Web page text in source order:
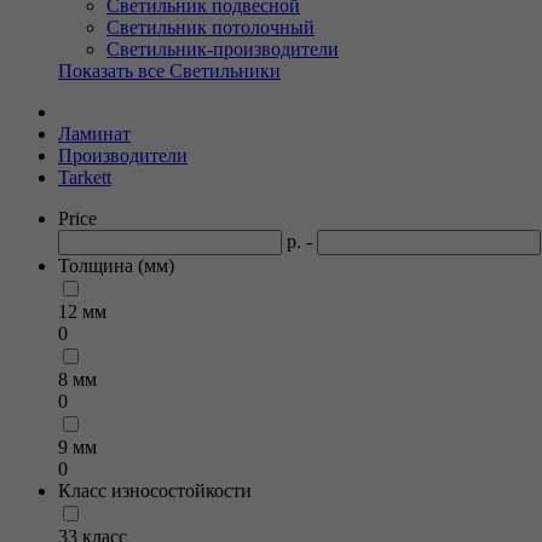
Светильник подвесной
Светильник потолочный
Светильник-производители
Показать все Светильники
Ламинат
Производители
Tarkett
Price
р. -
Толщина (мм)
12 мм
0
8 мм
0
9 мм
0
Класс износостойкости
33 класс